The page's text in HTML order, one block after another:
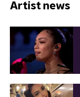
Artist news